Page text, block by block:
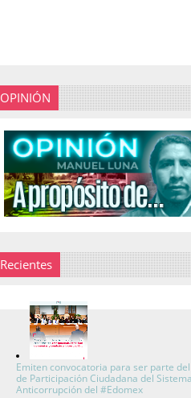
OPINIÓN
Recientes
Emiten convocatoria para ser parte
de Participación Ciudadana del Sistema
Anticorrupción del #Edomex